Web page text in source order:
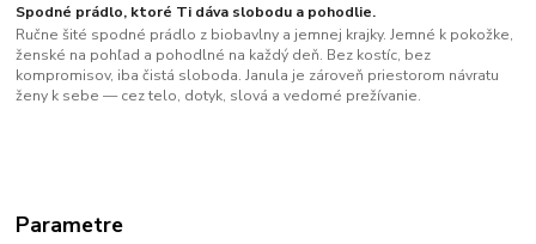
Spodné prádlo, ktoré Ti dáva slobodu a pohodlie.
Ručne šité spodné prádlo z biobavlny a jemnej krajky. Jemné k pokožke,
ženské na pohľad a pohodlné na každý deň. Bez kostíc, bez
kompromisov, iba čistá sloboda. Janula je zároveň priestorom návratu
ženy k sebe — cez telo, dotyk, slová a vedomé prežívanie.
Parametre